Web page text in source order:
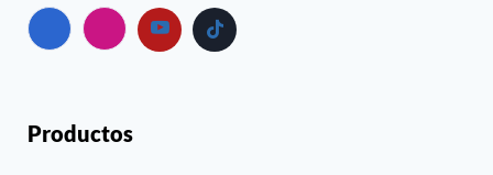
Productos